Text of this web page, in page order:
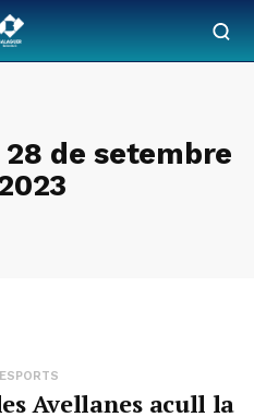
28 de setembre
ESPORTS
Avellanes acull la